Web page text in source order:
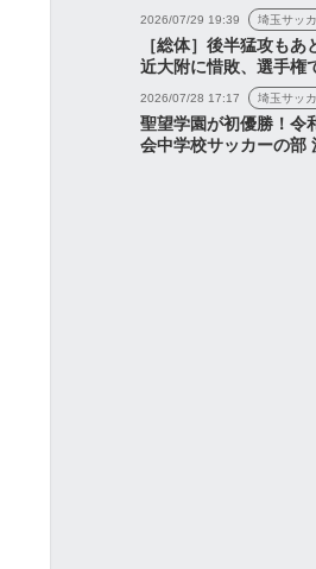
2026/07/29 19:39 埼玉サッ
［総体］後半猛攻も
近大附に惜敗、選手権
2026/07/28 17:17 埼玉サッ
聖望学園が初優勝！令
会中学校サッカーの部